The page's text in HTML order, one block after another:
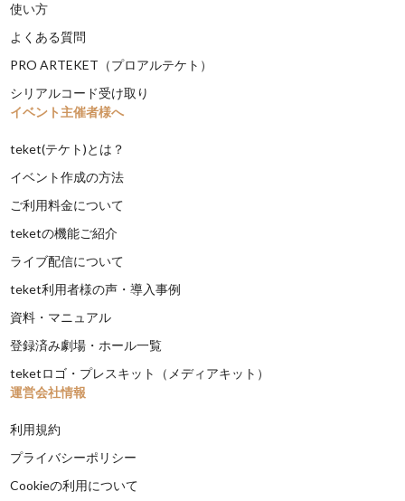
使い方
よくある質問
PRO ARTEKET（プロアルテケト）
シリアルコード受け取り
イベント主催者様へ
teket(テケト)とは？
イベント作成の方法
ご利用料金について
teketの機能ご紹介
ライブ配信について
teket利用者様の声・導入事例
資料・マニュアル
登録済み劇場・ホール一覧
teketロゴ・プレスキット（メディアキット）
運営会社情報
利用規約
プライバシーポリシー
Cookieの利用について